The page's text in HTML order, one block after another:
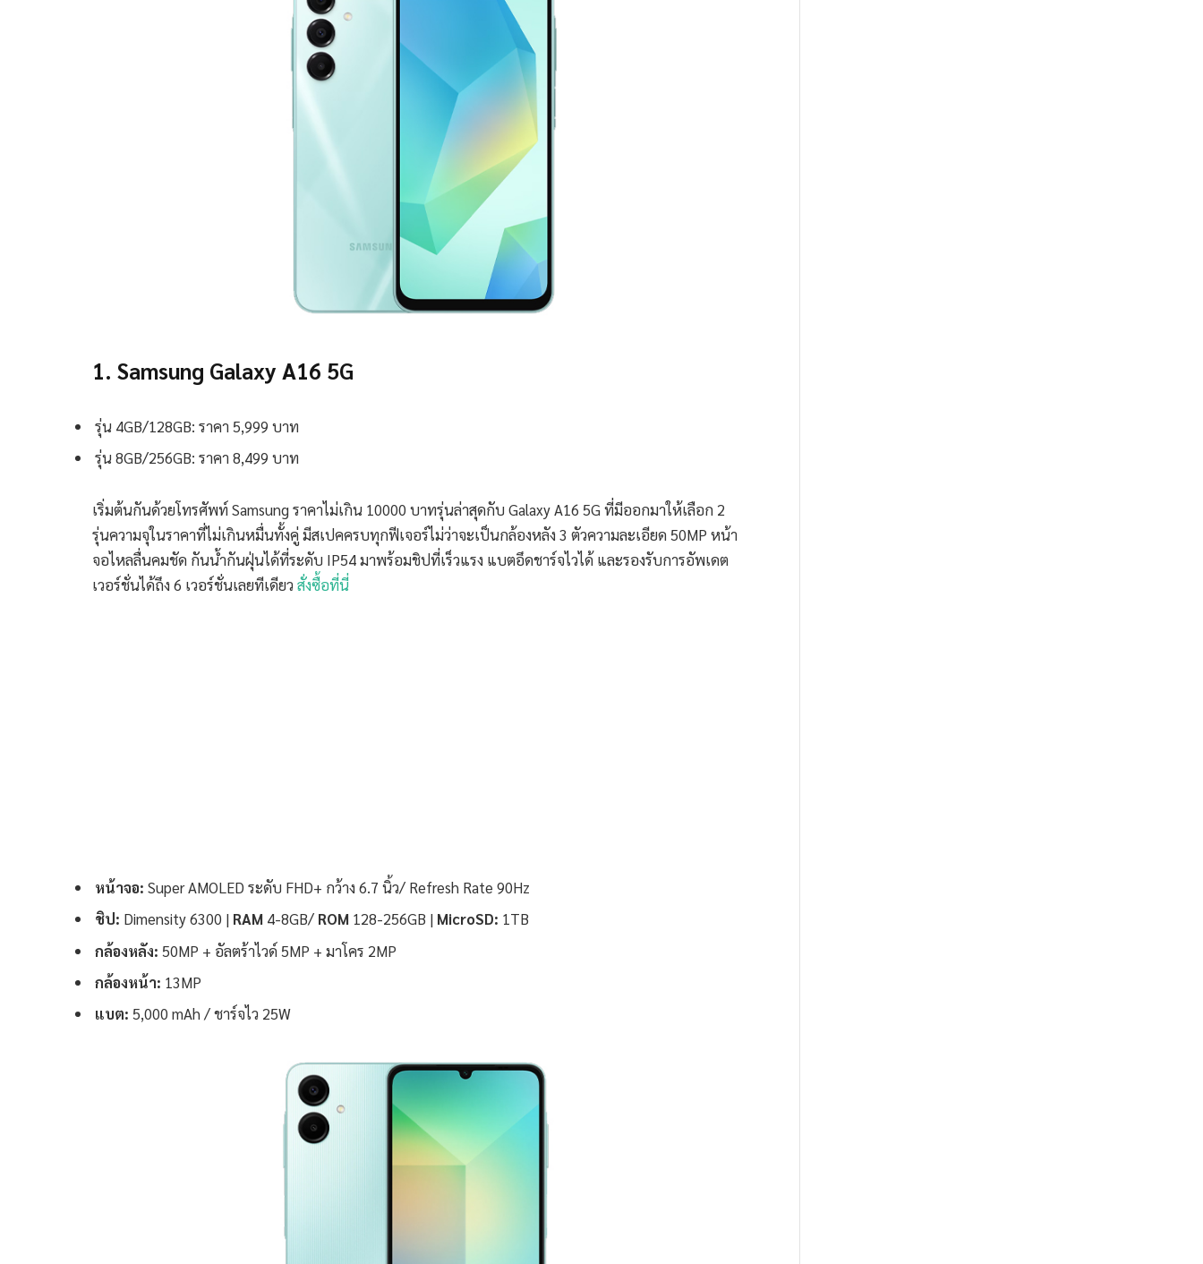
1. Samsung Galaxy A16 5G
รุ่น 4GB/128GB: ราคา 5,999 บาท
รุ่น 8GB/256GB: ราคา 8,499 บาท
เริ่มต้นกันด้วยโทรศัพท์ Samsung ราคาไม่เกิน 10000 บาทรุ่นล่าสุดกับ Galaxy A16 5G ที่มีออกมาให้เลือก 2
รุ่นความจุในราคาที่ไม่เกินหมื่นทั้งคู่ มีสเปคครบทุกฟีเจอร์ไม่ว่าจะเป็นกล้องหลัง 3 ตัวความละเอียด 50MP หน้า
จอไหลลื่นคมชัด กันน้ำกันฝุ่นได้ที่ระดับ IP54 มาพร้อมชิปที่เร็วแรง แบตอึดชาร์จไวได้ และรองรับการอัพเดต
เวอร์ชั่นได้ถึง 6 เวอร์ชั่นเลยทีเดียว สั่งซื้อที่นี่
หน้าจอ: Super AMOLED ระดับ FHD+ กว้าง 6.7 นิ้ว/ Refresh Rate 90Hz
ชิป: Dimensity 6300 | RAM 4-8GB/ ROM 128-256GB | MicroSD: 1TB
กล้องหลัง: 50MP + อัลตร้าไวด์ 5MP + มาโคร 2MP
กล้องหน้า: 13MP
แบต: 5,000 mAh / ชาร์จไว 25W